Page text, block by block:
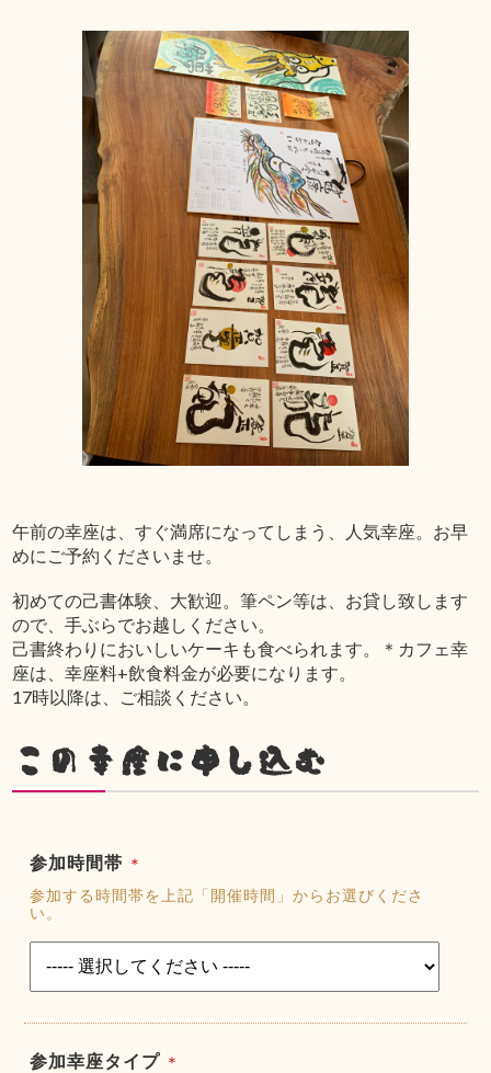
午前の幸座は、すぐ満席になってしまう、人気幸座。お早
めにご予約くださいませ。
初めての己書体験、大歓迎。筆ペン等は、お貸し致します
ので、手ぶらでお越しください。
己書終わりにおいしいケーキも食べられます。＊カフェ幸
座は、幸座料+飲食料金が必要になります。
17時以降は、ご相談ください。
この幸座に申し込む
参加時間帯 ＊
参加する時間帯を上記「開催時間」からお選びくださ
い。
参加幸座タイプ ＊